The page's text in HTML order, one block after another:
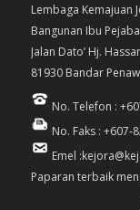
Lembaga Kemajuan
Bangunan Ibu
Jalan Dato’ Hj.
81930 Bandar
No. Telefon :
No. Faks : +607-
Emel
Paparan terbaik